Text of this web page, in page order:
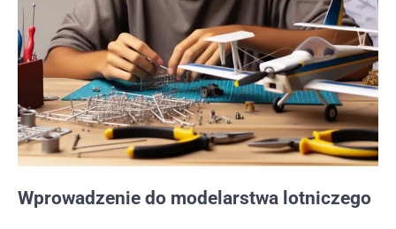
Wprowadzenie do modelarstwa lotniczego